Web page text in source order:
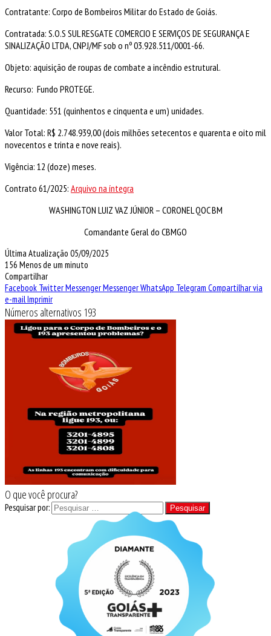
Contratante: Corpo de Bombeiros Militar do Estado de Goiás.
Contratada: S.O.S SUL RESGATE COMERCIO E SERVIÇOS DE SEGURANÇA E
SINALIZAÇÃO LTDA, CNPJ/MF sob o nº 03.928.511/0001-66.
Objeto: aquisição de roupas de combate a incêndio estrutural.
Recurso: Fundo PROTEGE.
Quantidade: 551 (quinhentos e cinquenta e um) unidades.
Valor Total: R$ 2.748.939,00 (dois milhões setecentos e quarenta e oito mil
novecentos e trinta e nove reais).
Vigência: 12 (doze) meses.
Contrato 61/2025: Arquivo na íntegra
WASHINGTON LUIZ VAZ JÚNIOR – CORONEL QOC BM
Comandante Geral do CBMGO
Última Atualização 05/09/2025
156 Menos de um minuto
Compartilhar
Facebook TwitterMessengerMessengerWhatsApp Telegram Compartilhar via
e-mailImprimir
Números alternativos 193
O que você procura?
Pesquisar por: